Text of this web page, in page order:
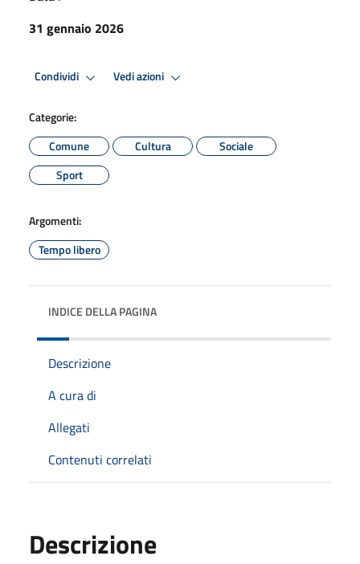
31 gennaio 2026
Condividi Vedi azioni
Categorie:
Comune
Cultura
Sociale
Sport
Argomenti:
Tempo libero
INDICE DELLA PAGINA
Descrizione
A cura di
Allegati
Contenuti correlati
Descrizione